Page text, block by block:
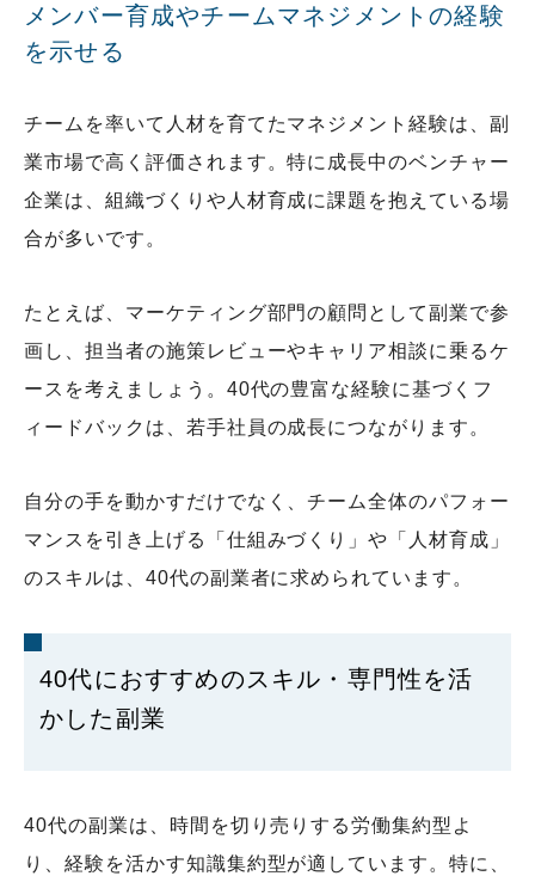
メンバー育成やチームマネジメントの経験
を示せる
チームを率いて人材を育てたマネジメント経験は、副
業市場で高く評価されます。特に成長中のベンチャー
企業は、組織づくりや人材育成に課題を抱えている場
合が多いです。
たとえば、マーケティング部門の顧問として副業で参
画し、担当者の施策レビューやキャリア相談に乗るケ
ースを考えましょう。40代の豊富な経験に基づくフ
ィードバックは、若手社員の成長につながります。
自分の手を動かすだけでなく、チーム全体のパフォー
マンスを引き上げる「仕組みづくり」や「人材育成」
のスキルは、40代の副業者に求められています。
40代におすすめのスキル・専門性を活
かした副業
40代の副業は、時間を切り売りする労働集約型よ
り、経験を活かす知識集約型が適しています。特に、